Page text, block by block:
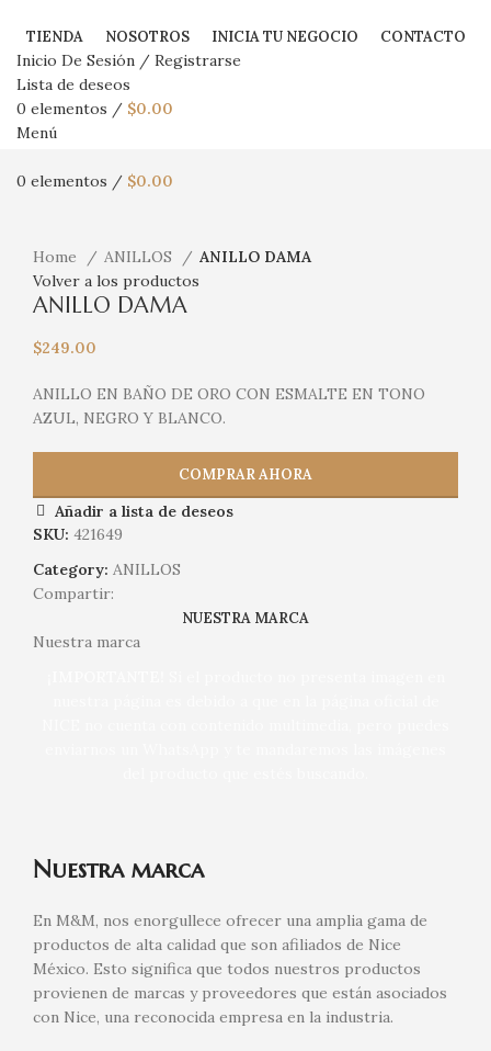
TIENDA NOSOTROS INICIA TU NEGOCIO CONTACTO
Inicio De Sesión / Registrarse
Lista de deseos
0 elementos / $0.00
Menú
0 elementos / $0.00
Home
ANILLOS
ANILLO DAMA
Volver a los productos
ANILLO DAMA
$249.00
ANILLO EN BAÑO DE ORO CON ESMALTE EN TONO
AZUL, NEGRO Y BLANCO.
COMPRAR AHORA
Añadir a lista de deseos
SKU: 421649
Category: ANILLOS
Compartir:
NUESTRA MARCA
Nuestra marca
Nuestra marca
En M&M, nos enorgullece ofrecer una amplia gama de
productos de alta calidad que son afiliados de Nice
México. Esto significa que todos nuestros productos
provienen de marcas y proveedores que están asociados
con Nice, una reconocida empresa en la industria.